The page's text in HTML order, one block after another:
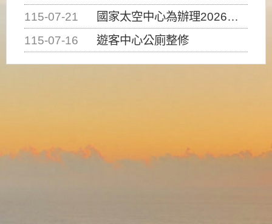
115-07-21
國家太空中心為辦理2026台灣盃火箭競賽，陸、海、空域警戒及協調相關事宜，因颱風備案事宜
115-07-16
遊客中心公廁整修